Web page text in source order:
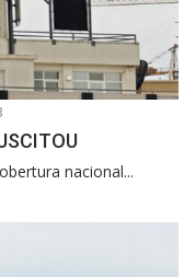
nacional...